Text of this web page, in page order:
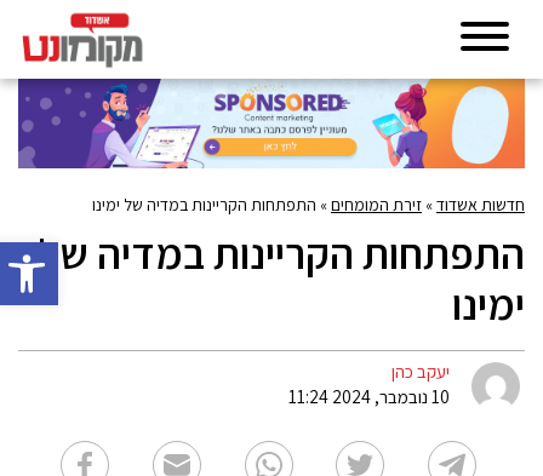
פתח
חדשות אשדוד» זירת המומחים» התפתחות הקריינות במדיה של ימינו
התפתחות הקריינות במדיה של
ימינו
יעקב כהן
10 נובמבר, 2024 11:24